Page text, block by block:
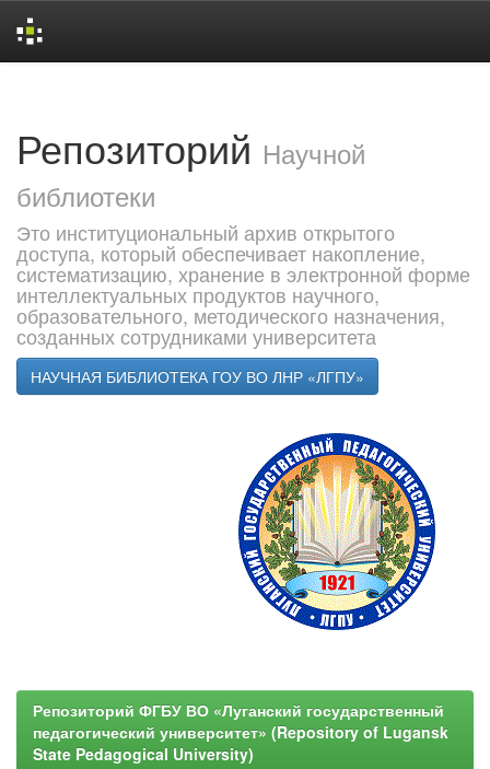
Репозиторий Научной
библиотеки
Это институциональный архив открытого
доступа, который обеспечивает накопление,
систематизацию, хранение в электронной форме
интеллектуальных продуктов научного,
образовательного, методического назначения,
созданных сотрудниками университета
НАУЧНАЯ БИБЛИОТЕКА ГОУ ВО ЛНР «ЛГПУ»
Репозиторий ФГБУ ВО «Луганский государственный
педагогический университет» (Repository of Lugansk
State Pedagogical University)